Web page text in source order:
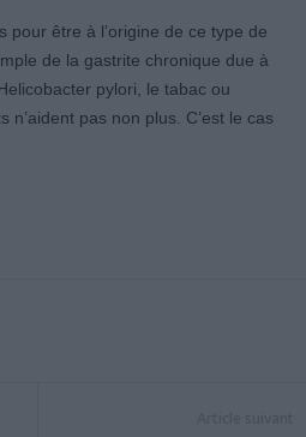
pour être à l’origine de ce type de
de la gastrite chronique due à
pylori, le tabac ou
n’aident pas non plus. C’est le cas